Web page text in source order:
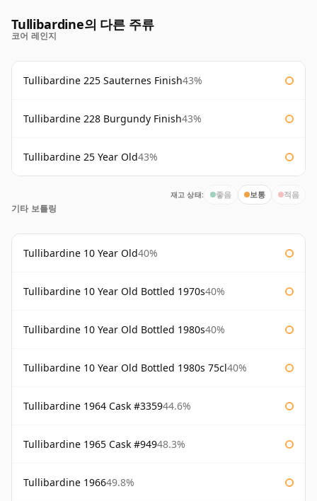
Tullibardine의 다른 주류
코어 레인지
Tullibardine 225 Sauternes Finish43%
Tullibardine 228 Burgundy Finish43%
Tullibardine 25 Year Old43%
재고 상태: 좋음 보통 적음
기타 보틀링
Tullibardine 10 Year Old40%
Tullibardine 10 Year Old Bottled 1970s40%
Tullibardine 10 Year Old Bottled 1980s40%
Tullibardine 10 Year Old Bottled 1980s 75cl40%
Tullibardine 1964 Cask #335944.6%
Tullibardine 1965 Cask #94948.3%
Tullibardine 196649.8%